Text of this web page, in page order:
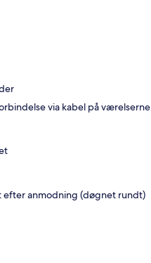
via kabel på værelserne
efter anmodning (døgnet rundt)